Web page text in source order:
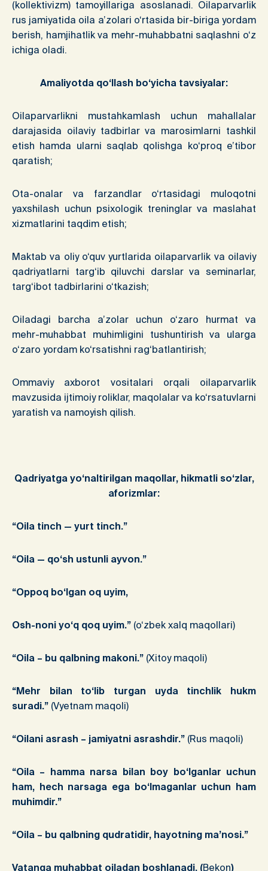
(kollektivizm) tamoyillariga asoslanadi. Oilaparvarlik
rus jamiyatida oila a’zolari o‘rtasida bir-biriga yordam
berish, hamjihatlik va mehr-muhabbatni saqlashni o‘z
ichiga oladi.
Amaliyotda qo‘llash bo‘yicha tavsiyalar:
Oilaparvarlikni mustahkamlash uchun mahallalar
darajasida oilaviy tadbirlar va marosimlarni tashkil
etish hamda ularni saqlab qolishga ko‘proq e’tibor
qaratish;
Ota-onalar va farzandlar o‘rtasidagi muloqotni
yaxshilash uchun psixologik treninglar va maslahat
xizmatlarini taqdim etish;
Maktab va oliy o‘quv yurtlarida oilaparvarlik va oilaviy
qadriyatlarni targ‘ib qiluvchi darslar va seminarlar,
targ‘ibot tadbirlarini o‘tkazish;
Oiladagi barcha a’zolar uchun o‘zaro hurmat va
mehr-muhabbat muhimligini tushuntirish va ularga
o‘zaro yordam ko‘rsatishni rag‘batlantirish;
Ommaviy axborot vositalari orqali oilaparvarlik
mavzusida ijtimoiy roliklar, maqolalar va ko‘rsatuvlarni
yaratish va namoyish qilish.
Qadriyatga yo‘naltirilgan maqollar, hikmatli so‘zlar,
aforizmlar:
“Oila tinch — yurt tinch.”
“Oila — qo‘sh ustunli ayvon.”
“Oppoq bo‘lgan oq uyim,
Osh-noni yo‘q qoq uyim.” (o‘zbek xalq maqollari)
“Oila – bu qalbning makoni.” (Xitoy maqoli)
“Mehr bilan to‘lib turgan uyda tinchlik hukm
suradi.” (Vyetnam maqoli)
“Oilani asrash – jamiyatni asrashdir.” (Rus maqoli)
“Oila – hamma narsa bilan boy bo‘lganlar uchun
ham, hech narsaga ega bo‘lmaganlar uchun ham
muhimdir.”
“Oila – bu qalbning qudratidir, hayotning ma’nosi.”
Vatanga muhabbat oiladan boshlanadi. (Bekon)